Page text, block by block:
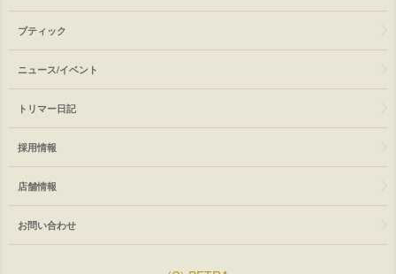
ブティック
ニュース/イベント
トリマー日記
採用情報
店舗情報
お問い合わせ